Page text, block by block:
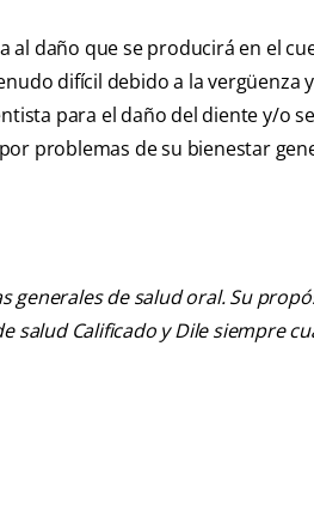
al daño que se producirá en el
difícil debido a la vergüenza
para el daño del diente y/o
problemas de su bienestar
de salud oral. Su
Calificado y Dile siempre